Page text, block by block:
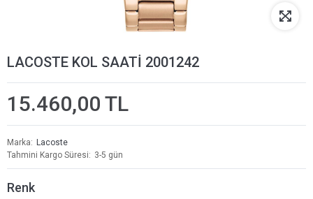
LACOSTE KOL SAATİ 2001242
15.460,00 TL
Marka
Lacoste
Tahmini Kargo Süresi
3-5 gün
Renk